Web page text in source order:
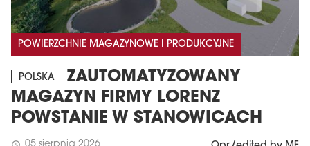
POWIERZCHNIE MAGAZYNOWE I PRODUKCYJNE
POLSKA
ZAUTOMATYZOWANY
MAGAZYN FIRMY LORENZ
POWSTANIE W STANOWICACH